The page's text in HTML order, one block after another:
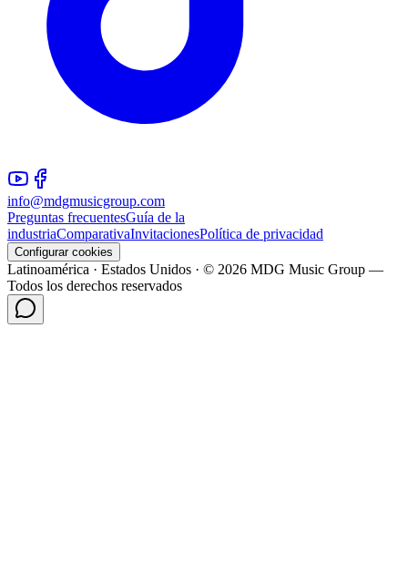
info@mdgmusicgroup.com
Preguntas frecuentesGuía de la
industriaComparativaInvitacionesPolítica de privacidad
Configurar cookies
Latinoamérica · Estados Unidos · © 2026 MDG Music Group —
Todos los derechos reservados